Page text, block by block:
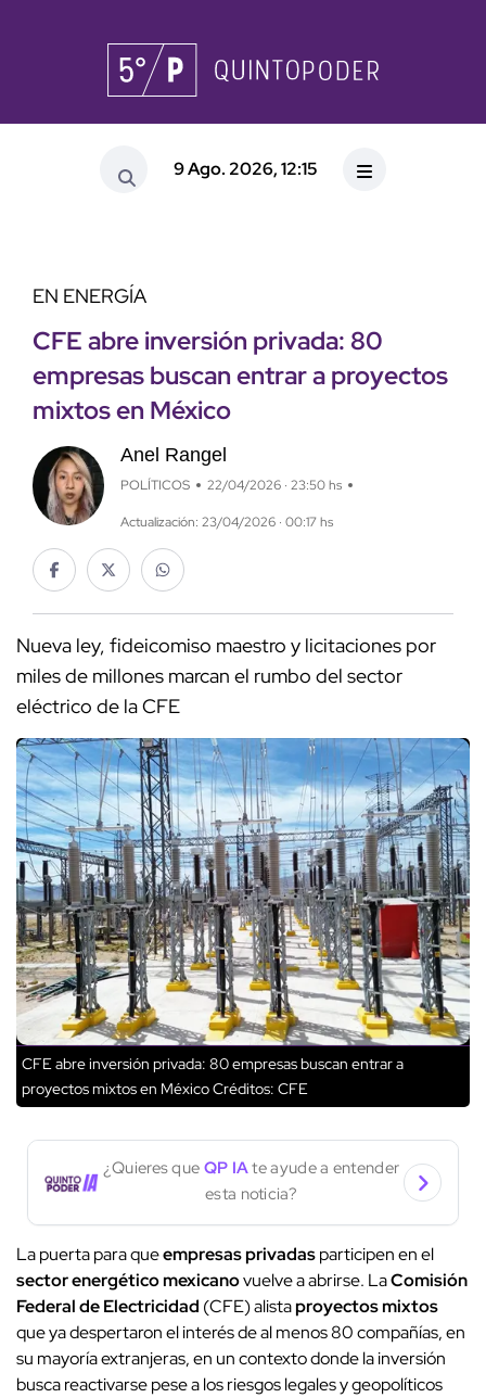
9 Ago. 2026, 12:15
EN ENERGÍA
CFE abre inversión privada: 80
empresas buscan entrar a proyectos
mixtos en México
Anel Rangel
POLÍTICOS 22/04/2026 · 23:50 hs
Actualización: 23/04/2026 · 00:17 hs
Nueva ley, fideicomiso maestro y licitaciones por
miles de millones marcan el rumbo del sector
eléctrico de la CFE
CFE abre inversión privada: 80 empresas buscan entrar a
proyectos mixtos en MéxicoCréditos: CFE
¿Quieres que QP IAte ayude a entender
esta noticia?
La puerta para queempresas privadasparticipen en el
sector energético mexicanovuelve a abrirse. LaComisión
Federal de Electricidad (CFE) alistaproyectos mixtos
que ya despertaron el interés de al menos 80 compañías, en
su mayoría extranjeras, en un contexto donde la inversión
busca reactivarse pese a los riesgos legales y geopolíticos